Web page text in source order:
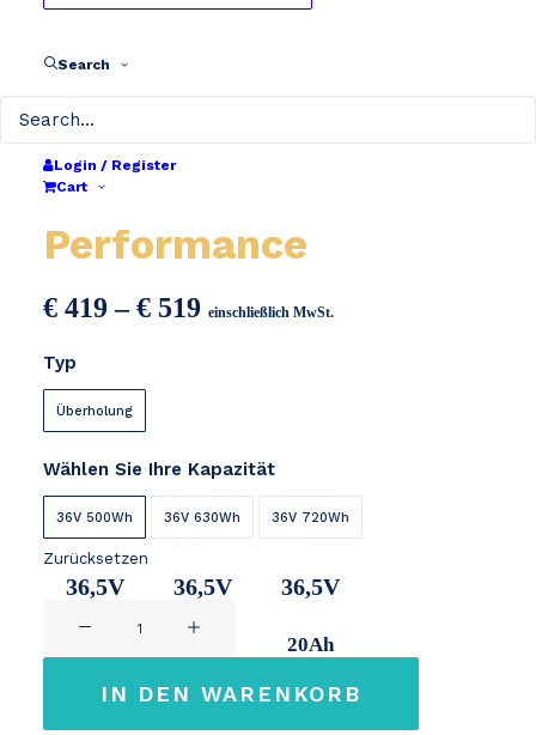
Search
Login / Register
Cart
QWIC Premium /
Performance
€ 419 –€ 519Preisspanne:
einschließlich MwSt.
Typ
Überholung
Wählen Sie Ihre Kapazität
36V 500Wh
36,5V
36V 630Wh
36,5V
36V 720Wh
36,5V
20Ah
Zurücksetzen
Performance
IN DEN WARENKORB